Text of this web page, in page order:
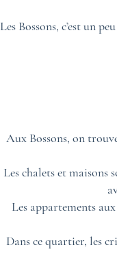
Les Bossons, c’est un
Aux Bossons, on
Les chalets et maisons
Les appartements
Dans ce quartier, les